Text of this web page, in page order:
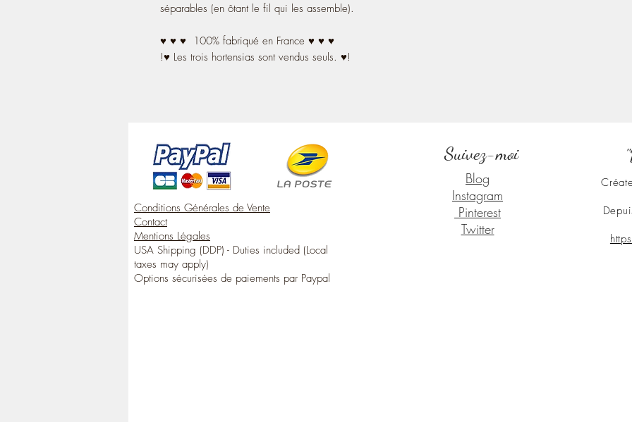
séparables (en ôtant le fil qui les assemble).
♥ ♥ ♥ 100% fabriqué en France ♥ ♥ ♥
!♥ Les trois hortensias sont vendus seuls. ♥!
Conditions Générales de Vente
Contact
Mentions Légales
USA Shipping (DDP) - Duties included (Local
taxes may apply)
Options sécurisées de paiements par Paypal
Suivez-moi
Blog
Instagram
Pinterest
Twitter